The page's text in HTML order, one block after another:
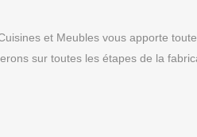
et Meubles vous apporte
sur toutes les étapes de la